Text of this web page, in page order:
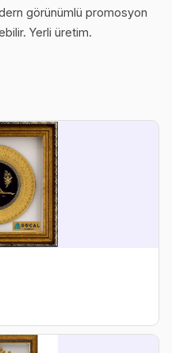
görünümlü promosyon
Yerli üretim.